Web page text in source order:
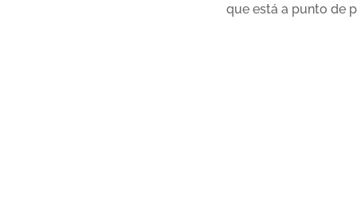
que está a punto de